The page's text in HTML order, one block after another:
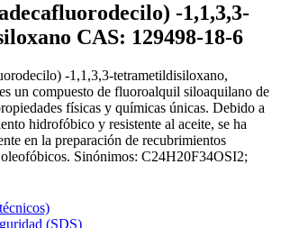
-1,1,3,3-
CAS: 129498-18-6
-1,1,3,3-tetrametildisiloxano,
un compuesto de fluoroalquil siloaquilano de
físicas y químicas únicas. Debido a
hidrofóbico y resistente al aceite, se ha
en la preparación de recubrimientos
Sinónimos: C24H20F34OSI2;
(SDS)